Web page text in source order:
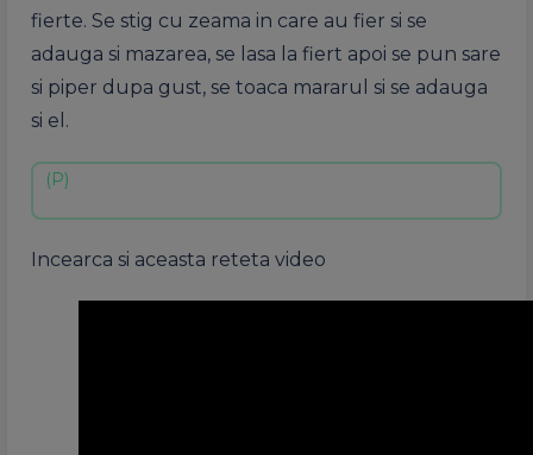
fierte. Se stig cu zeama in care au fier si se
adauga si mazarea, se lasa la fiert apoi se pun sare
si piper dupa gust, se toaca mararul si se adauga
si el.
Incearca si aceasta reteta video